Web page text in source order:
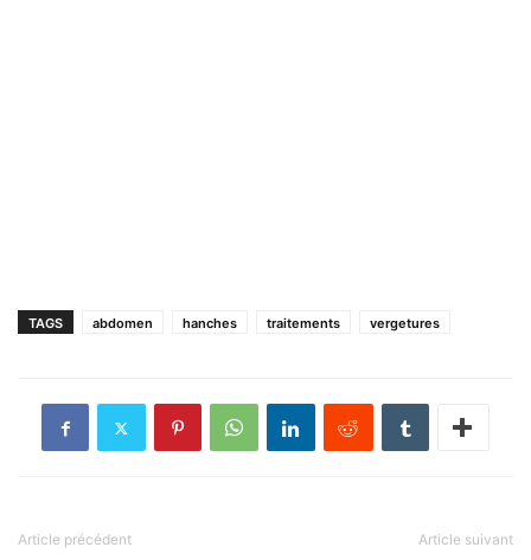
TAGS abdomen hanches traitements vergetures
Article précédent Article suivant